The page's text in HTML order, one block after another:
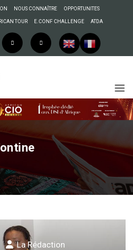
NOUS CONNAÎTRE OPPORTUNITES
TOUR E.CONF CHALLENGE ATDA
La Rédaction